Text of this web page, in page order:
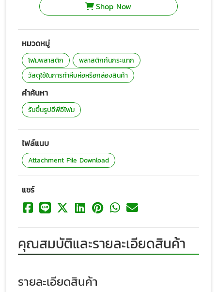
Shop Now
หมวดหมู่
โฟมพลาสติก
พลาสติกกันกระแทก
วัสดุใช้ในการทำหีบห่อหรือกล่องสินค้า
คำค้นหา
รับขึ้นรูปอีพีอีโฟม
ไฟล์แนบ
Attachment File Download
แชร์
คุณสมบัติและรายละเอียดสินค้า
รายละเอียดสินค้า